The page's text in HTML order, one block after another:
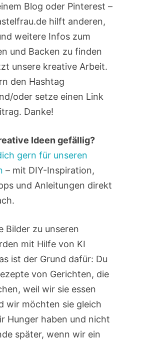
Blog oder Pinterest –
hilft anderen,
weitere Infos zum
und Backen zu finden
unsere kreative Arbeit.
den Hashtag
oder setze einen Link
Danke!
Ideen gefällig?
gern für unseren
– mit DIY-Inspiration,
und Anleitungen direkt
Bilder zu unseren
mit Hilfe von KI
ist der Grund dafür: Du
von Gerichten, die
weil wir sie essen
wir möchten sie gleich
Hunger haben und nicht
später, wenn wir ein